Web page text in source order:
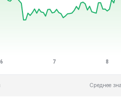
Среднее